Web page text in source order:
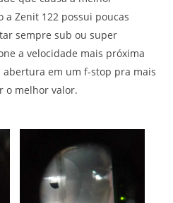
a Zenit 122 possui poucas
sempre sub ou super
a velocidade mais próxima
em um f-stop pra mais
o melhor valor.